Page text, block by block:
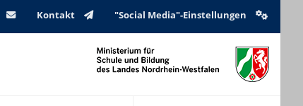
Kontakt "Social Media"-Einstellungen